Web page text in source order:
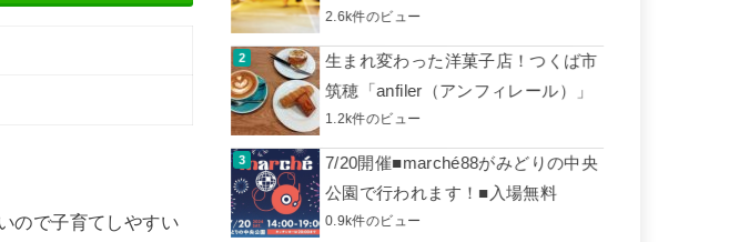
ので子育てしやすい
2.6k件のビュー
生まれ変わった洋菓子店！つくば市
筑穂「anfiler（アンフィレール）」
1.2k件のビュー
7/20開催■marché88がみどりの中央
公園で行われます！■入場無料
0.9k件のビュー